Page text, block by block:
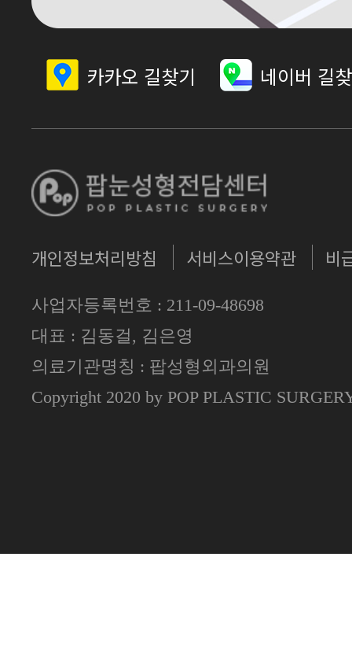
카카오 길찾기 네이버 길
개인정보처리방침 서비스이용약관 비
사업자등록번호 : 211-09-48698
대표 : 김동걸, 김은영
의료기관명칭 : 팝성형외과의원
Copyright 2020 by POP PLASTIC